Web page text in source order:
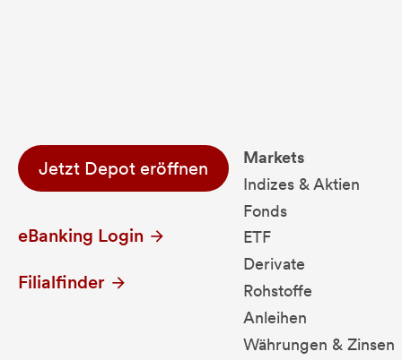
Jetzt Depot eröffnen
eBanking Login
Filialfinder
Markets
Indizes & Aktien
Fonds
ETF
Derivate
Rohstoffe
Anleihen
Währungen & Zinsen